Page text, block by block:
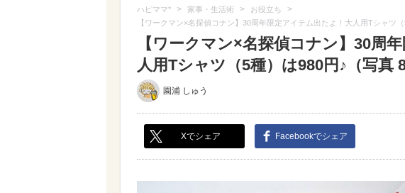
ハピママ* > 家事・生活術 > お役立ち >
【ワークマン×名探偵コナン】30周年限定アイテム出たよ！大人用Tシャツ
【ワークマン×名探偵コナン】30周
人用Tシャツ（5種）は980円♪（写真
園浦 しゅう
Xでシェア Facebookでシェア